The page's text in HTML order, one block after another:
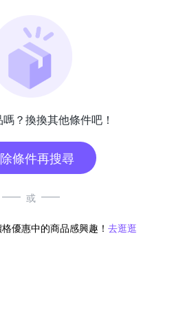
？換換其他條件吧！
條件再搜尋
或
優惠中的商品感興趣！ 去逛逛